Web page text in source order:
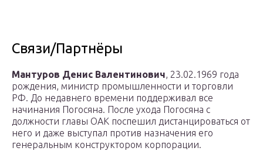
Связи/Партнёры
Мантуров Денис Валентинович, 23.02.1969 года
рождения, министр промышленности и торговли
РФ. До недавнего времени поддерживал все
начинания Погосяна. После ухода Погосяна с
должности главы ОАК поспешил дистанцироваться от
него и даже выступал против назначения его
генеральным конструктором корпорации.